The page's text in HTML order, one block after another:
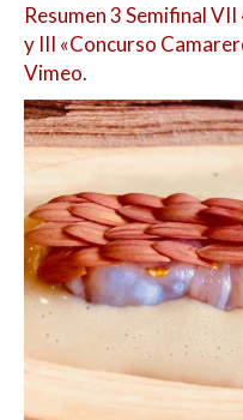
Resumen 3 Semifinal
y III «Concurso
Vimeo.